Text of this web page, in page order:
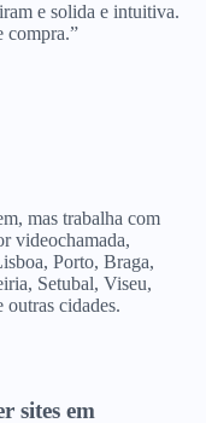
e solida e intuitiva.
compra.”
mas trabalha com
videochamada,
Porto, Braga,
Setubal, Viseu,
outras cidades.
sites em